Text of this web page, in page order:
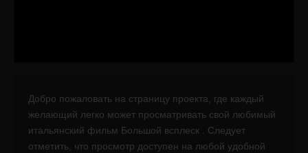
Добро пожаловать на страницу проекта, где каждый
желающий легко может просматривать свой любимый
итальянский фильм Большой всплеск . Следует
отметить, что просмотр доступен на любой удобной